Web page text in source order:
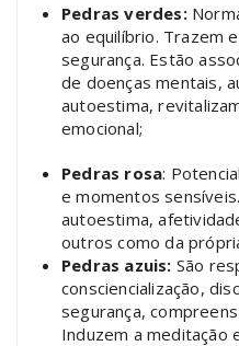
Pedras verdes:
ao equilíbrio. Trazem
segurança. Estão
de doenças mentais,
autoestima,
emocional;
Pedras rosa:
e momentos
autoestima,
outros como da
Pedras azuis: São
consciencialização,
segurança,
Induzem a meditação